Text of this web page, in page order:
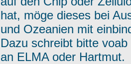
hat, möge dieses bei
und Ozeanien mit
Dazu schreibt bitte
an ELMA oder Hartmut.